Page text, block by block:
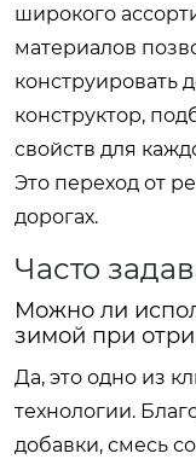
широкого
материалов
конструировать
конструктор,
свойств для
Это переход от
дорогах.
Часто
Можно ли
зимой при
Да, это одно из
технологии.
добавки, смесь